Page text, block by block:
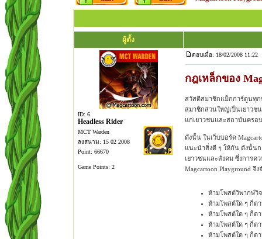
ผู้ตั้ง
ID: 6
Headless Rider
MCT Warden
ลงสนาม: 15 02 2008
Point: 66670
Game Points: 2
ตอบเมื่อ: 18/02/2008 11:22
กฎเหล็กของ
สวัสดีสมาชิกแม็กการ์ตูนทุก
สมาชิกส่วนใหญ่เป็นเยาวช
แก่เยาวชนและสถาบันครอ
ดังนั้น ในเว็บบอร์ด
แนะนำสิ่งดี ๆ ให้กัน ดังนั้นก
เยาวชนและสังคม ซึ่งการค
Magcartoon Playground
ห้ามโพสต์วิพากษ์วิ
ห้ามโพสต์ใด ๆ ก็ต
ห้ามโพสต์ใด ๆ ก็ต
ห้ามโพสต์ใด ๆ ก็ต
ห้ามโพสต์ใด ๆ ก็ต